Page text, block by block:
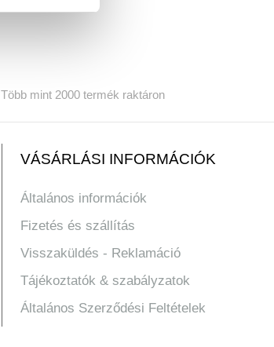
Több mint 2000 termék raktáron
VÁSÁRLÁSI INFORMÁCIÓK
Általános információk
Fizetés és szállítás
Visszaküldés - Reklamáció
Tájékoztatók & szabályzatok
Általános Szerződési Feltételek